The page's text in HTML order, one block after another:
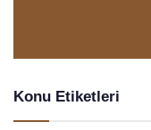
Konu Etiketleri